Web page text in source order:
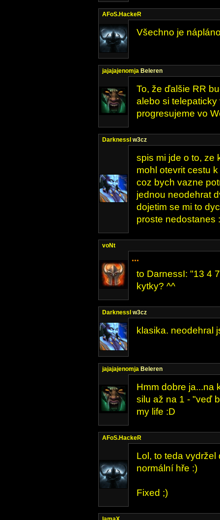
AFoS.HackeR
Všechno je
jajajajenomja Beleren
To, že ďalšie RR
alebo si
progresujeme vo
DarknessI w3cz
spis mi jde o to, ze
mohl otevrit cestu
coz bych vazne
jednou neodehrat
dojetim se mi to
proste nedostanes
voNt
...
to DarnessI: "13 4
kytky? ^^
DarknessI w3cz
klasika. neodehral
jajajajenomja Beleren
Hmm dobre ja...na
silu až na 1 - "veď
my life :D
AFoS.HackeR
Lol, to teda
normální hře :)
Fixed ;)